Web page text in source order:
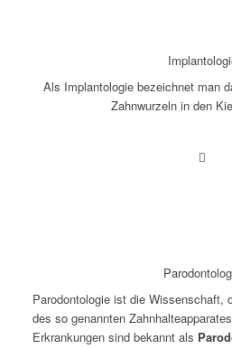
Als Implantologie bezeichnet man
Zahnwurzeln in den
Parodontologie ist die Wissenschaft,
des so genannten
Erkrankungen sind bekannt als